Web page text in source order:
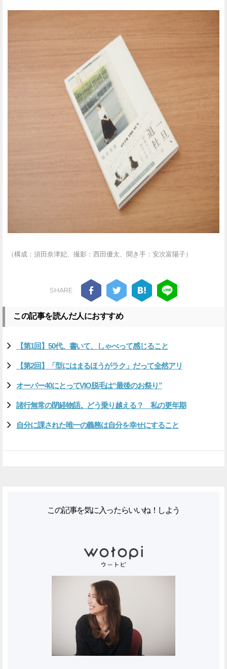
（構成：須田奈津妃、撮影：西田優太、聞き手：安次富陽子）
SHARE
この記事を読んだ人におすすめ
【第1回】50代、書いて、しゃべって感じること
【第2回】「型にはまるほうがラク」だって全然アリ
オーバー40にとってVIO脱毛は“最後のお祭り”
諸行無常の閉経物語。どう乗り越える？ 私の更年期
自分に課された唯一の義務は自分を幸せにすること
この記事を気に入ったらいいね！しよう